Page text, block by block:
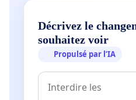
Décrivez le
souhaitez voir
Propulsé par l’IA